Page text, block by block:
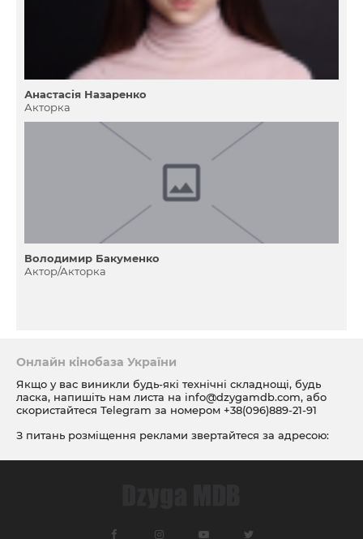
Анастасія Назаренко
Акторка
Володимир Бакуменко
Актор/Акторка
Онлайн кінобаза України
Якщо у вас виникли будь-які технічні складнощі, будь
ласка, напишіть нам листа на info@dzygamdb.com, або
скористайтеся Telegram за номером +38(096)889-21-91
З питань розміщення реклами звертайтеся за адресою:
посиланням